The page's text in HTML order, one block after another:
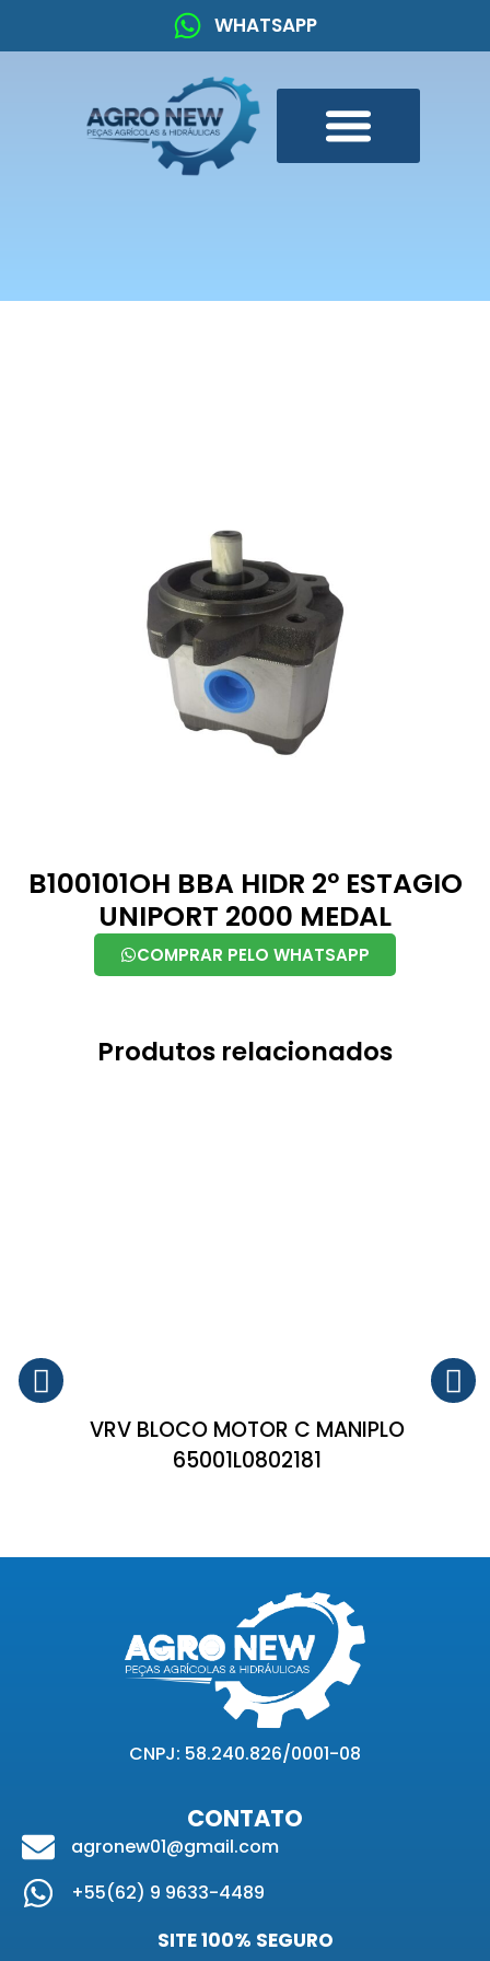
WHATSAPP
B100101OH BBA HIDR 2º ESTAGIO
UNIPORT 2000 MEDAL
COMPRAR PELO WHATSAPP
Produtos relacionados
VRV BLOCO MOTOR C MANIPLO
65001L0802181
CNPJ: 58.240.826/0001-08
CONTATO
agronew01@gmail.com
+55(62) 9 9633-4489
SITE 100% SEGURO